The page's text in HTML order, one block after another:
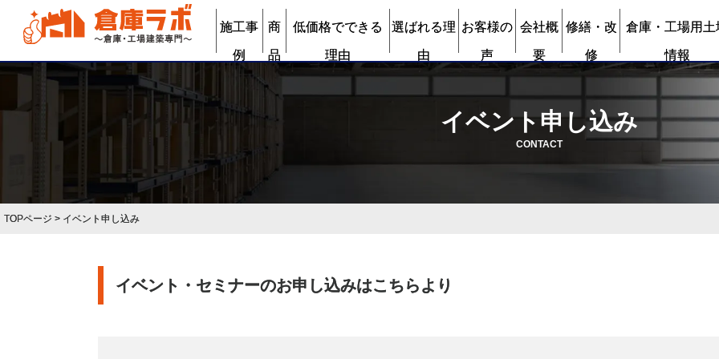
施工事
例
商
品
低価格でできる
理由
選ばれる理
由
お客様の
声
会社概
要
修繕・改
修
倉庫・工場用土
情報
イベント申し込み
CONTACT
TOPページ > イベント申し込み
イベント・セミナーのお申し込みはこちらより